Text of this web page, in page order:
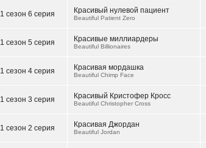
1 сезон 6 серия Красивый нулевой пациент
Beautiful Patient Zero
1 сезон 5 серия Красивые миллиардеры
Beautiful Billionaires
1 сезон 4 серия Красивая мордашка
Beautiful Chimp Face
1 сезон 3 серия Красивый Кристофер Кросс
Beautiful Christopher Cross
1 сезон 2 серия Красивая Джордан
Beautiful Jordan